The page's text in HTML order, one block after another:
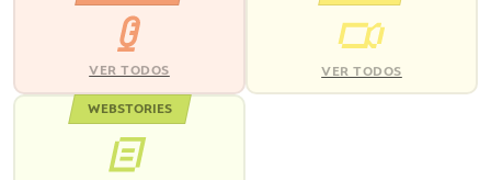
VER TODOS VER TODOS
WEBSTORIES